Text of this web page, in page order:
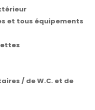
et tous équipements
/ de W.C. et de